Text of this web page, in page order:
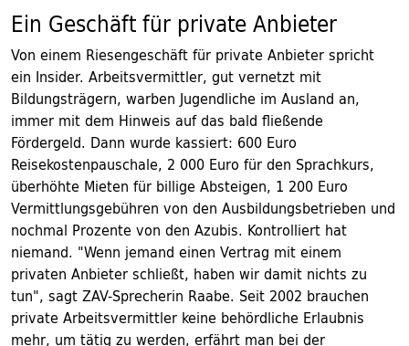
Ein Geschäft für private Anbieter
Von einem Riesengeschäft für private Anbieter spricht
ein Insider. Arbeitsvermittler, gut vernetzt mit
Bildungsträgern, warben Jugendliche im Ausland an,
immer mit dem Hinweis auf das bald fließende
Fördergeld. Dann wurde kassiert: 600 Euro
Reisekostenpauschale, 2 000 Euro für den Sprachkurs,
überhöhte Mieten für billige Absteigen, 1 200 Euro
Vermittlungsgebühren von den Ausbildungsbetrieben und
nochmal Prozente von den Azubis. Kontrolliert hat
niemand. "Wenn jemand einen Vertrag mit einem
privaten Anbieter schließt, haben wir damit nichts zu
tun", sagt ZAV-Sprecherin Raabe. Seit 2002 brauchen
private Arbeitsvermittler keine behördliche Erlaubnis
mehr, um tätig zu werden, erfährt man bei der